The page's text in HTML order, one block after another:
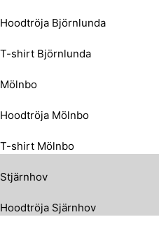
Hoodtröja Björnlunda
T-shirt Björnlunda
Mölnbo
Hoodtröja Mölnbo
T-shirt Mölnbo
Stjärnhov
Hoodtröja Sjärnhov